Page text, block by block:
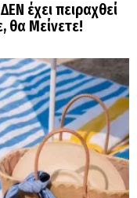
έχει πειραχθεί
θα Μείνετε!